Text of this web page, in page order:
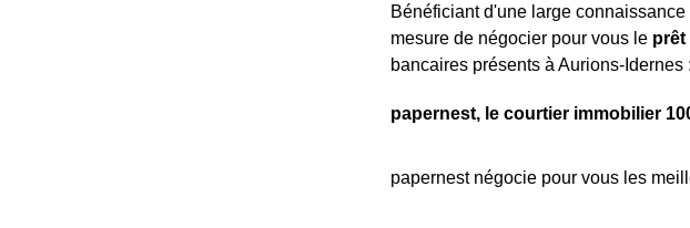
Bénéficiant d'une large
mesure de négocier pour vous le prêt
bancaires présents à Aurions-Idernes :
papernest, le courtier immobilier
papernest négocie pour vous les